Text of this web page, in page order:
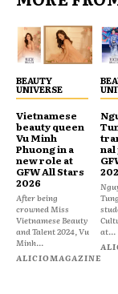
BEAUTY
UNIVERSE
Vietnamese
beauty queen
Vu Minh
Phuong in a
new role at
GFW All Stars
2026
After being
crowned Miss
Vietnamese Beauty
and Talent 2024, Vu
Minh...
ALICIOMAGAZINE
at...